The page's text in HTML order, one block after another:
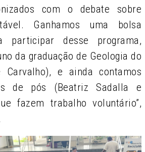
com o debate sobre
Ganhamos uma bolsa
participar desse programa,
da graduação de Geologia do
Carvalho), e ainda contamos
de pós (Beatriz Sadalla e
fazem trabalho voluntário”,